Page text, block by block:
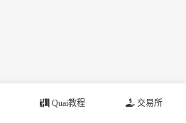
Quai教程 交易所